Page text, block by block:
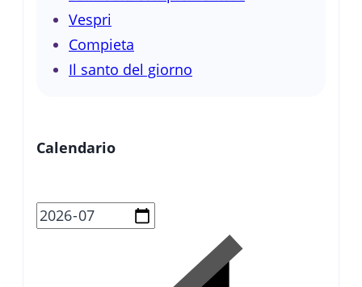
Vespri
Compieta
Il santo del giorno
Calendario